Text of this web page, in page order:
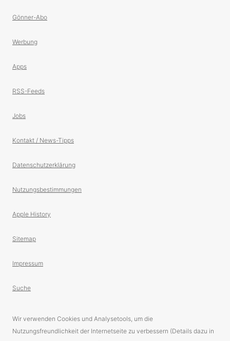
Gönner-Abo
Werbung
Apps
RSS-Feeds
Jobs
Kontakt / News-Tipps
Datenschutzerklärung
Nutzungsbestimmungen
Apple History
Sitemap
Impressum
Suche
Wir verwenden Cookies und Analysetools, um die
Nutzungsfreundlichkeit der Internetseite zu verbessern (Details dazu in